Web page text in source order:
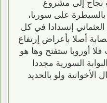
بالسيطرة على سوريا،
إنسدادا في كل
أصلا بأعراض إرتفاع
أوروبا ستفتح وها هو
السورية مجددا
الأخوانية ولو بالحديد